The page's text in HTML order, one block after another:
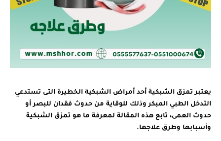
يعتبر تمزق الشبكية أحد أمراض الشبكية الخطيرة التى تستدعي
التدخل الطبي المبكر وذلك للوقاية من حدوث فقدان للبصر أو
حدوث العمى، تابع هذه المقالة لمعرفة ما هو تمزق الشبكية
وأسبابها وطرق علاجها.